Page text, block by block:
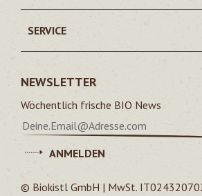
SERVICE
NEWSLETTER
Wöchentlich frische BIO News
ANMELDEN
© Biokistl GmbH | MwSt.